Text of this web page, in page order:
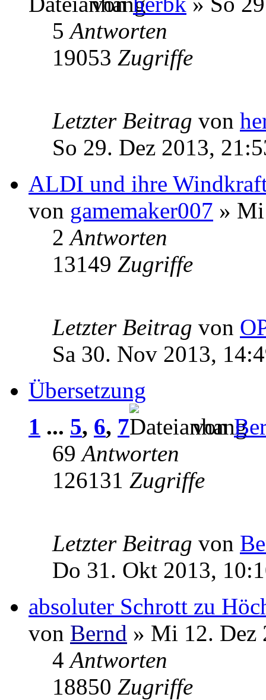
5Antworten
19053 Zugriffe
Letzter Beitrag von
So 29. Dez 2013,
ALDI und ihre
von gamemaker007 »
2Antworten
13149 Zugriffe
Letzter Beitrag von
Sa 30. Nov 2013,
Übersetzung
1 ... 5, 6, 7 von
69Antworten
126131 Zugriffe
Letzter Beitrag von
Do 31. Okt 2013,
absoluter Schrott zu
von Bernd » Mi 12. Dez
4Antworten
18850 Zugriffe